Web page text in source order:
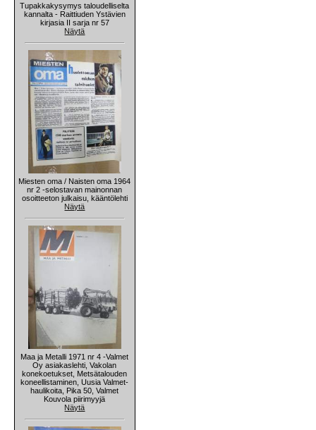
Tupakkakysymys taloudelliselta
kannalta - Raittiuden Ystävien
kirjasia II sarja nr 57
Näytä
Miesten oma / Naisten oma 1964
nr 2 -selostavan mainonnan
osoitteeton julkaisu, kääntölehti
Näytä
Maa ja Metalli 1971 nr 4 -Valmet
Oy asiakaslehti, Vakolan
konekoetukset, Metsätalouden
koneellistaminen, Uusia Valmet-
haulikoita, Pika 50, Valmet
Kouvola piirimyyjä
Näytä